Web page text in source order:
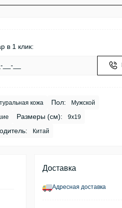
в 1 клик:
кожа Пол: Мужской
Размеры (см): 9x19
Китай
Доставка
Адресная доставка